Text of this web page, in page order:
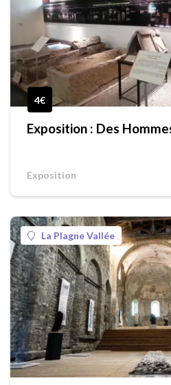
4€
Exposition : Des
Exposition
La Plagne Vallée